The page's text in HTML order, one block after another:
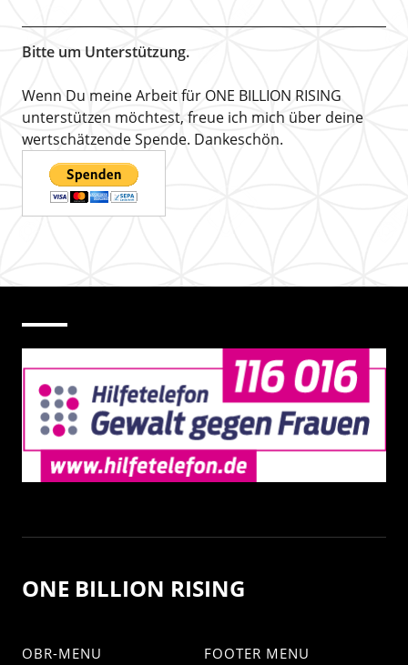
Bitte um Unterstützung.
Wenn Du meine Arbeit für ONE BILLION RISING
unterstützen möchtest, freue ich mich über deine
wertschätzende Spende. Dankeschön.
ONE BILLION RISING
OBR-MENU FOOTER MENU